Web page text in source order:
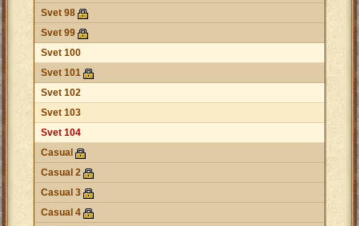
Svet 98
Svet 99
Svet 100
Svet 101
Svet 102
Svet 103
Svet 104
Casual
Casual 2
Casual 3
Casual 4